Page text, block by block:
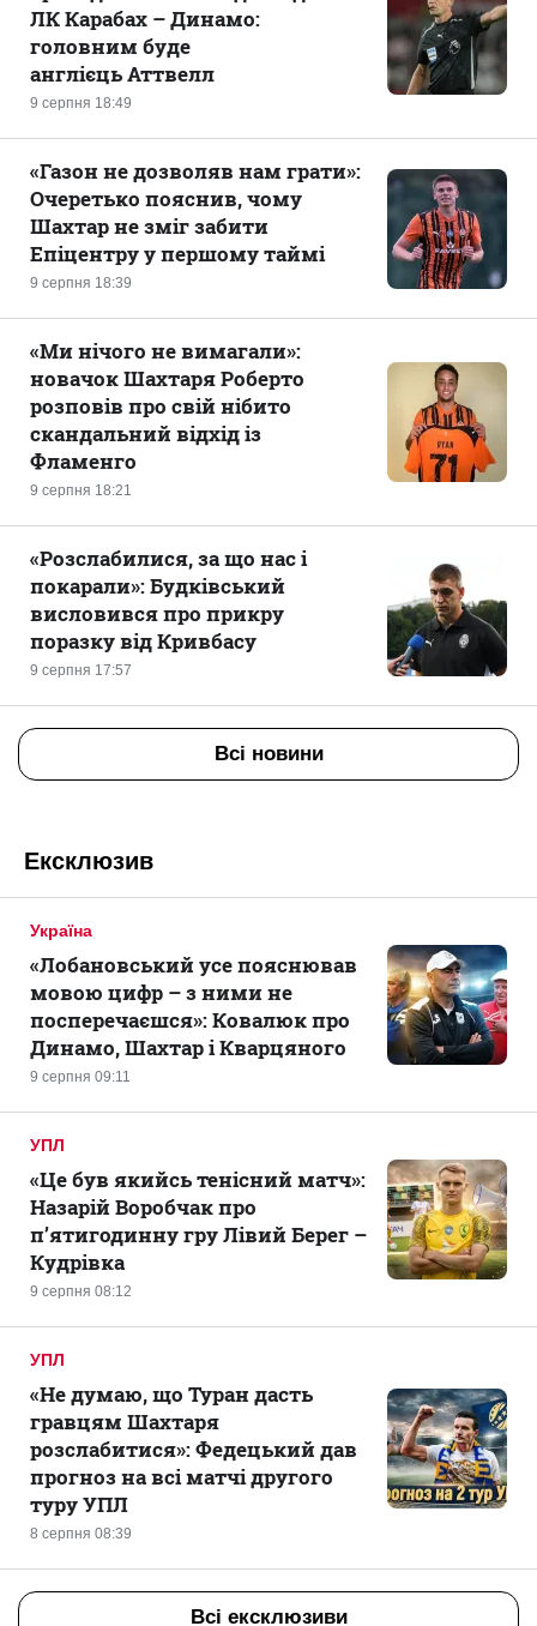
9 серпня 18:49
ЛК Карабах – Динамо:
головним буде
англієць Аттвелл
9 серпня 18:39
«Газон не дозволяв нам грати»:
Очеретько пояснив, чому
Шахтар не зміг забити
Епіцентру у першому таймі
9 серпня 18:21
«Ми нічого не вимагали»:
новачок Шахтаря Роберто
розповів про свій нібито
скандальний відхід із
Фламенго
9 серпня 17:57
«Розслабилися, за що нас і
покарали»: Будківський
висловився про прикру
поразку від Кривбасу
Всі новини
Ексклюзив
Україна
9 серпня 09:11
«Лобановський усе пояснював
мовою цифр – з ними не
посперечаєшся»: Ковалюк про
Динамо, Шахтар і Кварцяного
УПЛ
9 серпня 08:12
«Це був якийсь тенісний матч»:
Назарій Воробчак про
п’ятигодинну гру Лівий Берег –
Кудрівка
УПЛ
8 серпня 08:39
«Не думаю, що Туран дасть
гравцям Шахтаря
розслабитися»: Федецький дав
прогноз на всі матчі другого
туру УПЛ
Всі ексклюзиви